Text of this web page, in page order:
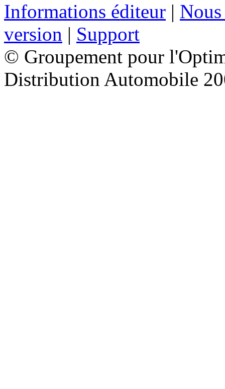
Informations éditeur |
version | Support
© Groupement pour
Distribution Automobile